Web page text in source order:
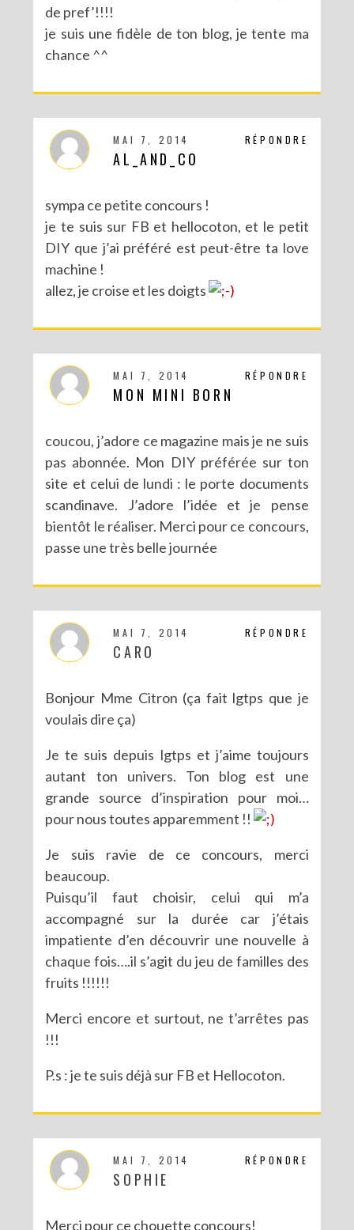
de pref’!!!!
je suis une fidèle de ton blog, je tente ma
chance ^^
RÉPONDRE
MAI 7, 2014
AL_AND_CO
sympa ce petite concours !
je te suis sur FB et hellocoton, et le petit
DIY que j’ai préféré est peut-être ta love
machine !
allez, je croise et les doigts
RÉPONDRE
MAI 7, 2014
MON MINI BORN
coucou, j’adore ce magazine mais je ne suis
pas abonnée. Mon DIY préférée sur ton
site et celui de lundi : le porte documents
scandinave. J’adore l’idée et je pense
bientôt le réaliser. Merci pour ce concours,
passe une très belle journée
RÉPONDRE
MAI 7, 2014
CARO
Bonjour Mme Citron (ça fait lgtps que je
voulais dire ça)
Je te suis depuis lgtps et j’aime toujours
autant ton univers. Ton blog est une
grande source d’inspiration pour moi…
pour nous toutes apparemment !!
Je suis ravie de ce concours, merci
beaucoup.
Puisqu’il faut choisir, celui qui m’a
accompagné sur la durée car j’étais
impatiente d’en découvrir une nouvelle à
chaque fois….il s’agit du jeu de familles des
fruits !!!!!!
Merci encore et surtout, ne t’arrêtes pas
!!!
P.s : je te suis déjà sur FB et Hellocoton.
RÉPONDRE
MAI 7, 2014
SOPHIE
Merci pour ce chouette concours!